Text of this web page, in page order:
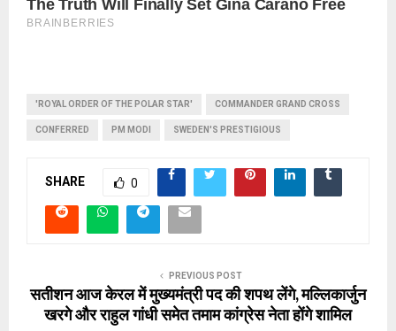
'ROYAL ORDER OF THE POLAR STAR' COMMANDER GRAND CROSS
CONFERRED PM MODI SWEDEN'S PRESTIGIOUS
SHARE 0
PREVIOUS POST
सतीशन आज केरल में मुख्यमंत्री पद की शपथ लेंगे, मल्लिकार्जुन
खरगे और राहुल गांधी समेत तमाम कांग्रेस नेता होंगे शामिल